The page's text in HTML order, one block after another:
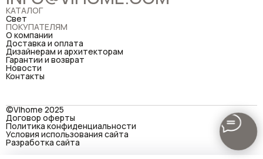
КАТАЛОГ
Свет
ПОКУПАТЕЛЯМ
О компании
Доставка и оплата
Дизайнерам и архитекторам
Гарантии и возврат
Новости
Контакты
©VIhome 2025
Договор оферты
Политика конфиденциальности
Условия использования сайта
Разработка сайта